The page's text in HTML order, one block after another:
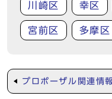
川崎区 幸区
宮前区 多摩区
プロポーザル関連情